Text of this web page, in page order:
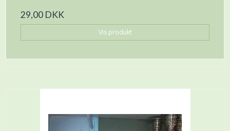
29,00 DKK
Vis produkt